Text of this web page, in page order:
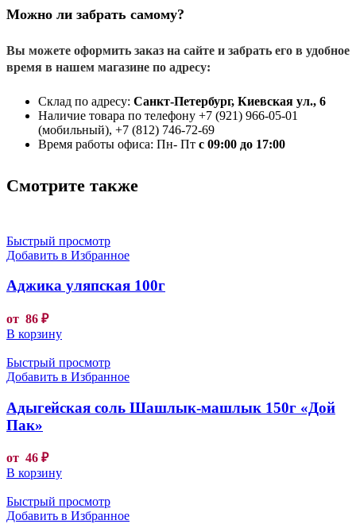
Можно ли забрать самому?
Вы можете оформить заказ на сайте и забрать его в удобное
время в нашем магазине по адресу:
Склад по адресу: Санкт-Петербург, Киевская ул., 6
Наличие товара по телефону +7 (921) 966-05-01
(мобильный), +7 (812) 746-72-69
Время работы офиса: Пн- Пт с 09:00 до 17:00
Смотрите также
Быстрый просмотр
Добавить в Избранное
Аджика уляпская 100г
от 86 ₽
В корзину
Быстрый просмотр
Добавить в Избранное
Адыгейская соль Шашлык-машлык 150г «Дой
Пак»
от 46 ₽
В корзину
Быстрый просмотр
Добавить в Избранное